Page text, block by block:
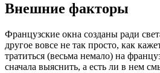
Внешние факторы
Французские окна созданы ради
другое вовсе не так просто, как
тратиться (весьма немало) на
сначала выяснить, а есть ли в нем